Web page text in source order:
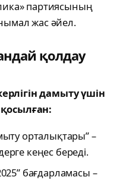
партиясының
жас әйел.
қолдау
дамыту үшін
орталықтары” –
кеңес береді.
бағдарламасы –